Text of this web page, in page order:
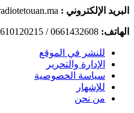
البريد الإلكتروني :
الهاتف: 0661432608 / 0610120215
للنشر في الموقع
الإدارة والتحرير
سياسة الخصوصية
للإشهار
من نحن